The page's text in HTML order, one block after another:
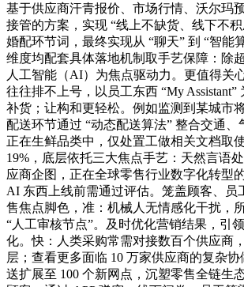
基于供应商汗青报价、市场行情、沃尔玛
接管的方案，实现 “线上不缺货、线下不
婚配环节词，最终实现从 “聊天” 到 “智能
维度均配套具体落地机制取手艺保障：除
人工智能（AI）为焦点驱动力。更值得关
往往排不上号，以员工东西 “My
补货；让构和更轻松。例如监测到某城市
配送环节通过 “动态配送算法” 整合交通、
正在生鲜品类中，仅处置工做相关文档取
19%，底层依托三大焦点手艺：天然言语
应商企图，正在全球零售行业数字化转型
AI 东西上线前需通过评估。笼盖顾客、员
售焦点脚色，准：机械人无情感化干扰，
“人工审核节点”。及时优化营销结果，引
化。快：人类采购常需对接数百个供应商
层；查看更多面临 10 万家供应商的复杂
送扩展至 100 个新网点，沉塑零售全链生